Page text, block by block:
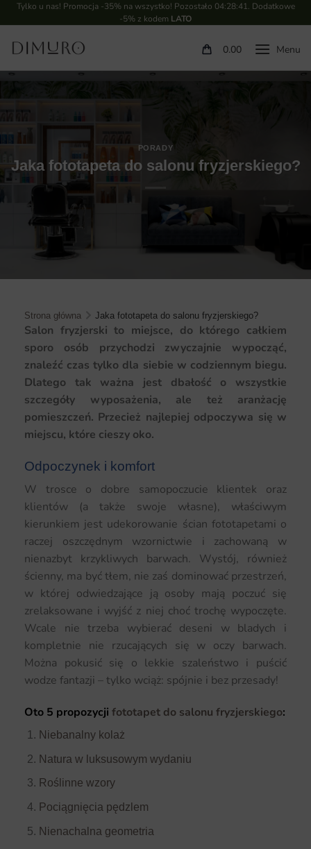
Tylko u nas! Promocja -35% na wszystko! Pozostało 04:28:40. Dodatkowe
-5% z kodem LATO
0.00
PORADY
Jaka fototapeta do salonu fryzjerskiego?
Strona główna Jaka fototapeta do salonu fryzjerskiego?
Salon fryzjerski to miejsce, do którego całkiem
sporo osób przychodzi zwyczajnie wypocząć,
znaleźć czas tylko dla siebie w codziennym biegu.
Dlatego tak ważna jest dbałość o wszystkie
szczegóły wyposażenia, ale też aranżację
pomieszczeń. Przecież najlepiej odpoczywa się w
miejscu, które cieszy oko.
Odpoczynek i komfort
W trosce o dobre samopoczucie klientek oraz
klientów (a także swoje własne), właściwym
kierunkiem jest udekorowanie ścian fototapetami o
raczej oszczędnym wzornictwie i zachowaną w
nienazbyt krzykliwych barwach. Wystój, również
ścienny, ma być tłem, nie zaś dominować przestrzeń,
w której odwiedzające ją osoby mają poczuć się
zrelaksowane i wyjść z niej choć trochę wypoczęte.
Wcale nie trzeba wybierać deseni w bladych i
kompletnie nie rzucających się w oczy barwach.
Można pokusić się o lekkie szaleństwo i puścić
wodze fantazji – tylko wciąż: spójnie i bez przesady!
Oto 5 propozycji fototapet do salonu fryzjerskiego:
Niebanalny kolaż
Natura w luksusowym wydaniu
Roślinne wzory
Pociągnięcia pędzlem
Nienachalna geometria